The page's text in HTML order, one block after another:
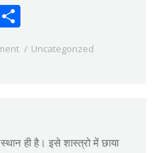
Uncategorized
ही है। इसे शास्त्रो में छाया